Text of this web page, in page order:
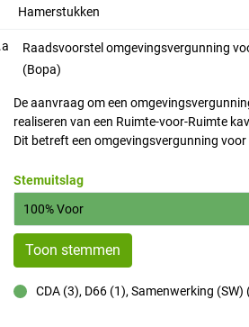
Hamerstukken
Raadsvoorstel omgevingsvergunning
(Bopa)
De aanvraag om een
realiseren van een Ruimte-voor-Ruimte
Dit betreft een omgevingsvergunning
Stemuitslag
100% Voor
Toon stemmen
CDA (3), D66 (1), Samenwerking (SW)